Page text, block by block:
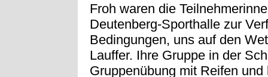
Froh waren die
Deutenberg-Sporthalle zur
Bedingungen, uns auf den
Lauffer. Ihre Gruppe in der
Gruppenübung mit Reifen